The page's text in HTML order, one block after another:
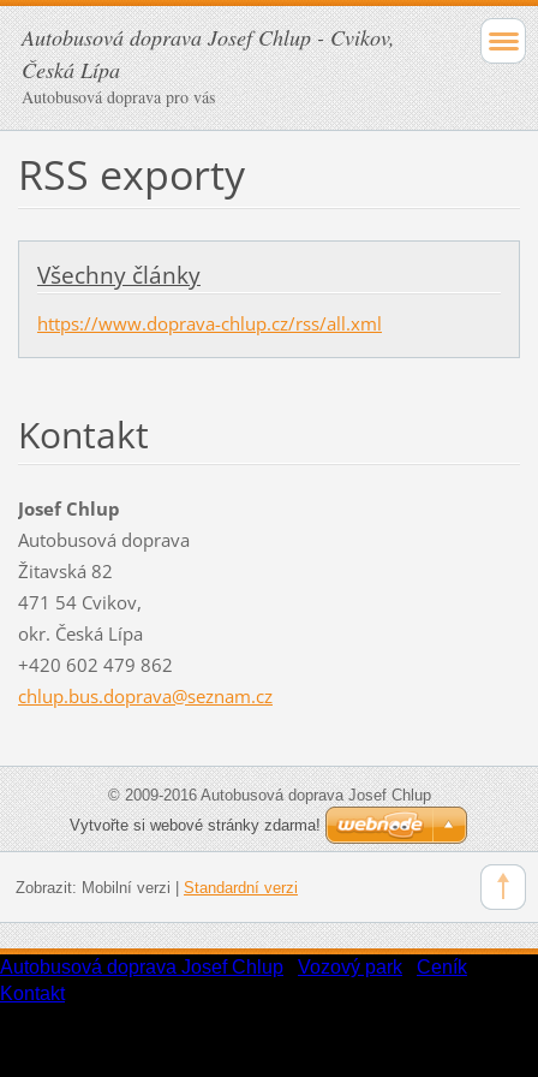
Autobusová doprava Josef Chlup - Cvikov,
Česká Lípa
Autobusová doprava pro vás
RSS exporty
Všechny články
https://www.doprava-chlup.cz/rss/all.xml
Kontakt
Josef Chlup
Autobusová doprava
Žitavská 82
471 54 Cvikov,
okr. Česká Lípa
+420 602 479 862
chlup.bus.doprava@seznam.cz
© 2009-2016 Autobusová doprava Josef Chlup
Vytvořte si webové stránky zdarma!
Zobrazit: Mobilní verzi Standardní verzi
Autobusová doprava Josef Chlup Vozový park Ceník
Kontakt